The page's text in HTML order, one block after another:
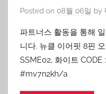
Posted on 08월 06일 by
파트너스 활동을 통해
니다. 뉴클 이어핏 8핀
SSME02, 화이트 CODE
#mv7n2kh/a